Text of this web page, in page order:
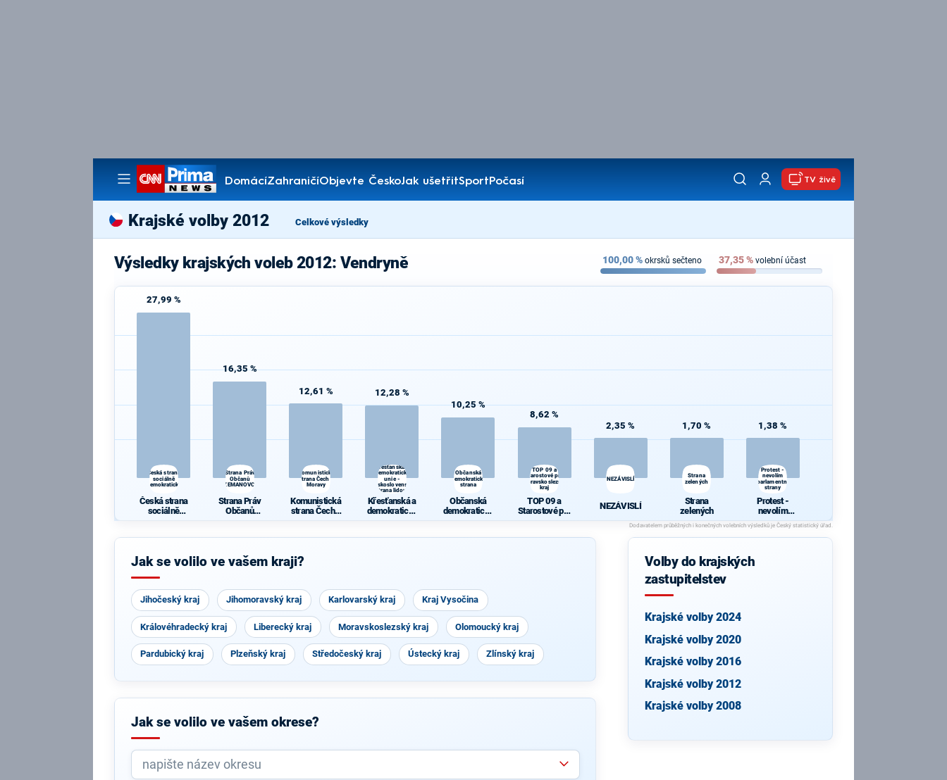
DomácíZahraničíObjevte ČeskoJak ušetřitSportPočasí
Pořady
TV živě
Krajské volby 2012 Celkové výsledky
Výsledky krajských voleb 2012: Vendryně 100,00% okrsků sečteno 37,35% volební účast
27,99 %
Česká strana
sociálně
demokratická
Česká strana
sociálně
16,35 %
Strana Práv
Občanů
ZEMANOVCI
Strana Práv
Občanů
12,61 %
Komunistická
strana Čech a
Moravy
Komunistická
strana Čech a
12,28 %
Křesťanská a
demokratická
unie -
Československá
strana lidová
Křesťanská a
demokratická
ká strana
10,25 %
Občanská
demokratická
strana
Občanská
demokratická
8,62 %
TOP 09 a
Starostové pro
Moravskoslezský
kraj
TOP 09 a
Starostové pro
Moravskoslez
2,35 %
NEZÁVISLÍ
NEZÁVISLÍ
1,70 %
Strana
zelených
Strana
zelených
1,38 %
Protest -
nevolím
parlamentní
strany
Protest -
nevolím
parlamentní
strany
Jak se volilo ve vašem kraji?
Jihočeský kraj Jihomoravský kraj Karlovarský kraj Kraj Vysočina
Královéhradecký kraj Liberecký kraj Moravskoslezský kraj Olomoucký kraj
Pardubický kraj Plzeňský kraj Středočeský kraj Ústecký kraj Zlínský kraj
Jak se volilo ve vašem okrese?
Volby do krajských
zastupitelstev
Krajské volby 2024
Krajské volby 2020
Krajské volby 2016
Krajské volby 2012
Krajské volby 2008